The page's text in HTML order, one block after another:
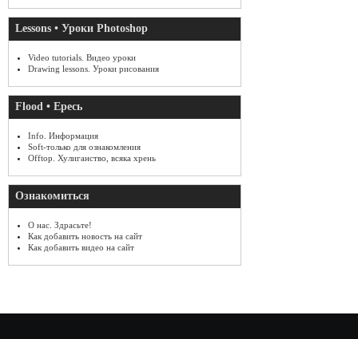
Lessons • Уроки Photoshop
Video tutorials. Видео уроки
Drawing lessons. Уроки рисования
Flood • Ересь
Info. Информация
Soft-только для ознакомления
Offtop. Хулиганство, всяка хрень
Ознакомиться
О нас. Здрасьте!
Как добавить новость на сайт
Как добавить видео на сайт